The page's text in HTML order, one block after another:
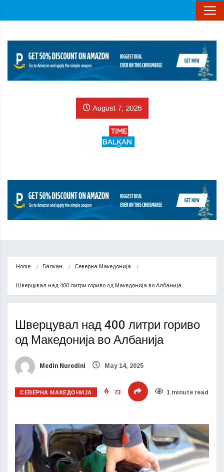
August 7, 2026
Home Балкан Северна Македонија
Шверцувал над 400 литри гориво од Македонија во Албанија
Шверцувал над 400 литри гориво
од Македонија во Албанија
Medin Nuredini May 14, 2025
СЕВЕРНА МАКЕДОНИЈА 73 1 minute read